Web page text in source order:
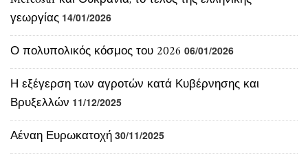
Ο πολυπολικός κόσμος του 2026
Η εξέγερση των αγροτών κατά Κυβέρνησης και
Βρυξελλών 11/12/2025
Αέναη Ευρωκατοχή 30/11/2025
Επικοινωνιακοί πανηγυρισμοί και ενεργειακές